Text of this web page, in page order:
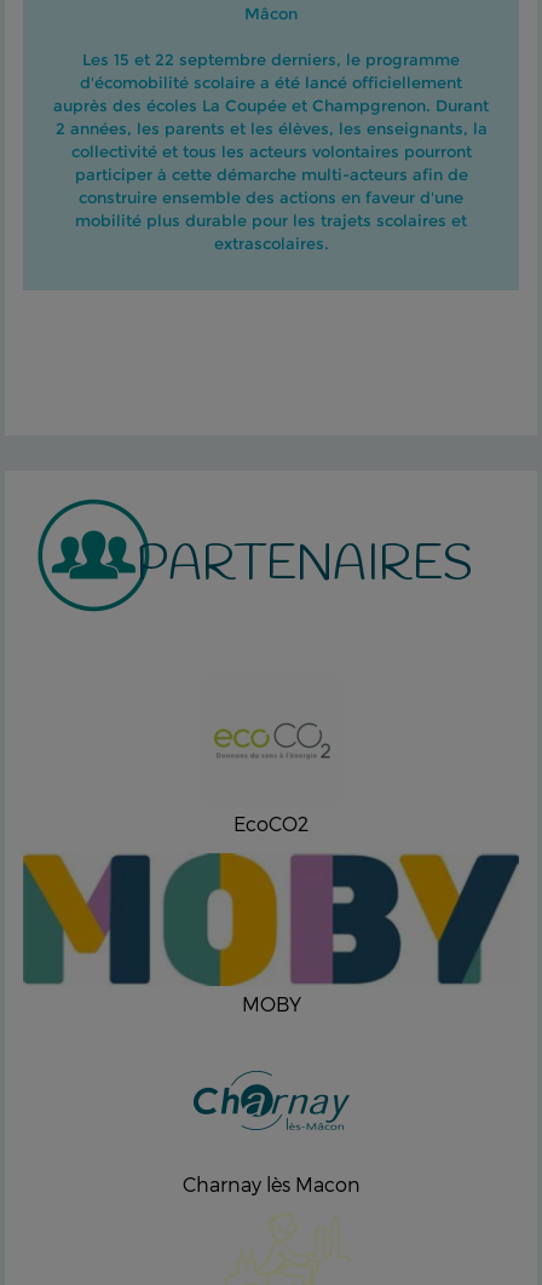
Mâcon
Les 15 et 22 septembre derniers, le programme
d'écomobilité scolaire a été lancé officiellement
auprès des écoles La Coupée et Champgrenon. Durant
2 années, les parents et les élèves, les enseignants, la
collectivité et tous les acteurs volontaires pourront
participer à cette démarche multi-acteurs afin de
construire ensemble des actions en faveur d'une
mobilité plus durable pour les trajets scolaires et
extrascolaires.
PARTENAIRES
EcoCO2
MOBY
Charnay lès Macon